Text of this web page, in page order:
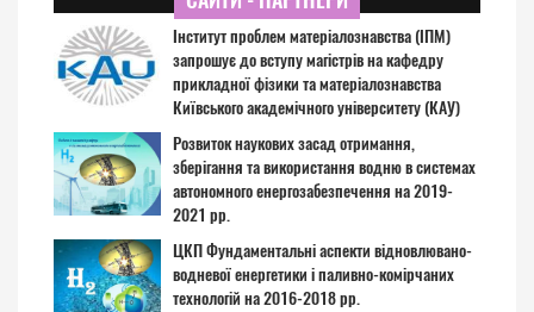
Інститут проблем матеріалознавства (ІПМ)
запрошує до вступу магістрів на кафедру
прикладної фізики та матеріалознавства
Київського академічного університету (КАУ)
Розвиток наукових засад отримання,
зберігання та використання водню в системах
автономного енергозабезпечення на 2019-
2021 рр.
ЦКП Фундаментальні аспекти відновлювано-
водневої енергетики і паливно-комірчаних
технологій на 2016-2018 рр.